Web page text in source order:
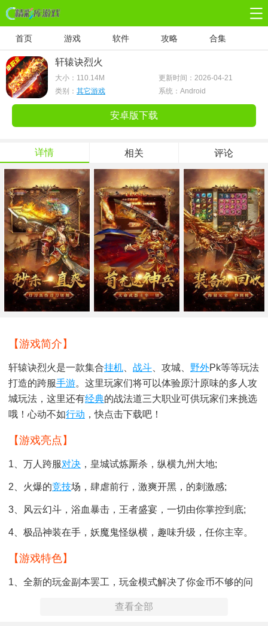
首页 游戏 软件 攻略 合集
轩辕诀烈火
大小： 110.14M
更新时间：2026-04-21
类别： 其它游戏 系统：Android
安卓版下载
详情 相关 评论
【游戏简介】
轩辕诀烈火是一款集合挂机 战斗 、攻城、 野外Pk等等玩法
打造的跨服手游。这里玩家们将可以体验原汁原味的多人攻
城玩法，这里还有经典的战法道三大职业可供玩家们来挑选
哦！心动不如行动 ，快点击下载吧！
【游戏亮点】
1、万人跨服对决 ，皇城试炼厮杀，纵横九州大地;
2、火爆的竞技场，肆虐前行，激爽开黑，的刺激感;
3、风云幻斗，浴血暴击，王者盛宴，一切由你掌控到底;
4、极品神装在手，妖魔鬼怪纵横，趣味升级，任你主宰。
【游戏特色】
1、全新的玩金副本罢工，玩金模式解决了你金币不够的问
查看全部